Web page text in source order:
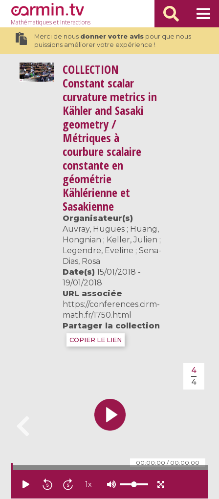
Mathématiqueset Interactions
Merci de nous donner votre avispour que nous
puissions améliorer votre expérience !
COLLECTION
Constant scalar
curvature metrics in
Kähler and Sasaki
geometry /
Métriques à
courbure scalaire
constante en
géométrie
Kählérienne et
Sasakienne
Organisateur(s)
Auvray, Hugues ; Huang,
Hongnian ; Keller, Julien ;
Legendre, Eveline ; Sena-
Dias, Rosa
Date(s) 15/01/2018 -
19/01/2018
URL associée
https://conferences.cirm-
math.fr/1750.html
Partager la collection
COPIER LE LIEN
00:00:00 / 00:00:00
4
4
1x